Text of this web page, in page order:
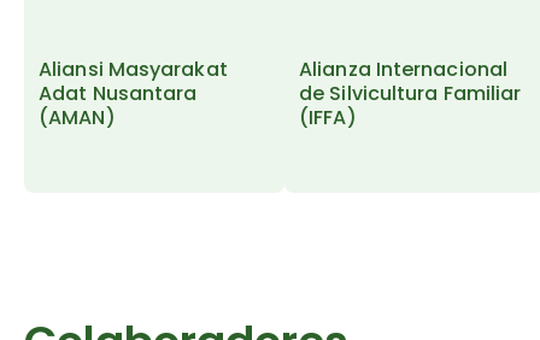
Aliansi Masyarakat
Adat Nusantara
(AMAN)
Alianza Internacional
de Silvicultura Familiar
(IFFA)